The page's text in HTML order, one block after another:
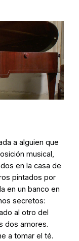
a alguien que
musical,
en la casa de
pintados por
en un banco en
secretos:
al otro del
dos amores.
a tomar el té.